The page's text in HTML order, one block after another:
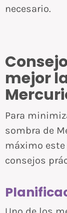
necesario.
mejor
Para
sombra de
máximo
consejos